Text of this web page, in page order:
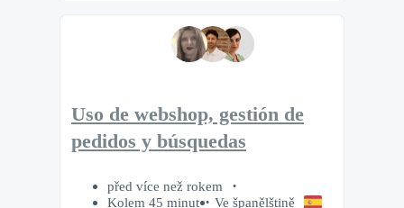
Uso de webshop, gestión de
pedidos y búsquedas
před více než rokem
Kolem 45 minut
Ve španělštině